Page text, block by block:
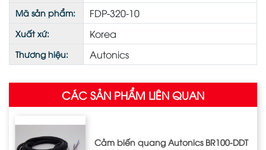
Mã sản phẩm: FDP-320-10
Xuất xứ: Korea
Thương hiệu: Autonics
CÁC SẢN PHẨM LIÊN QUAN
Cảm biến quang Autonics BR100-DDT